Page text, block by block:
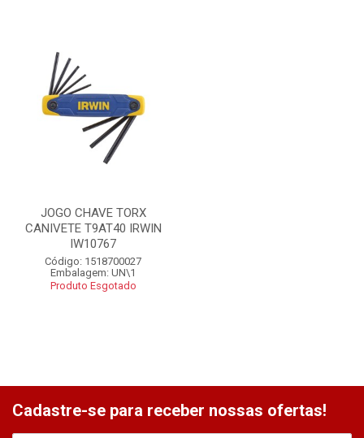
JOGO CHAVE TORX
CANIVETE T9AT40 IRWIN
IW10767
Código: 1518700027
Embalagem: UN\1
Produto Esgotado
Cadastre-se para receber nossas ofertas!